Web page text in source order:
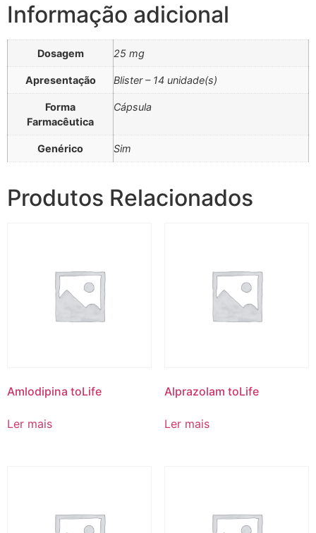
Informação adicional
Dosagem 25 mg
Apresentação Blister – 14 unidade(s)
Forma
Farmacêutica
Cápsula
Genérico Sim
Produtos Relacionados
Amlodipina toLife
Ler mais
Alprazolam toLife
Ler mais